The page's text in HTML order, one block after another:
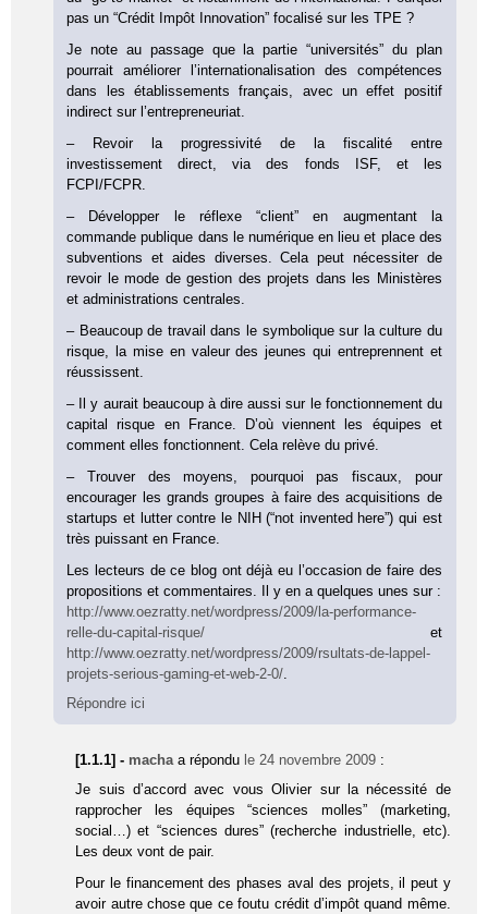
pas un “Crédit Impôt Innovation” focalisé sur les TPE ?
Je note au passage que la partie “universités” du plan
pourrait améliorer l’internationalisation des compétences
dans les établissements français, avec un effet positif
indirect sur l’entrepreneuriat.
– Revoir la progressivité de la fiscalité entre
investissement direct, via des fonds ISF, et les
FCPI/FCPR.
– Développer le réflexe “client” en augmentant la
commande publique dans le numérique en lieu et place des
subventions et aides diverses. Cela peut nécessiter de
revoir le mode de gestion des projets dans les Ministères
et administrations centrales.
– Beaucoup de travail dans le symbolique sur la culture du
risque, la mise en valeur des jeunes qui entreprennent et
réussissent.
– Il y aurait beaucoup à dire aussi sur le fonctionnement du
capital risque en France. D’où viennent les équipes et
comment elles fonctionnent. Cela relève du privé.
– Trouver des moyens, pourquoi pas fiscaux, pour
encourager les grands groupes à faire des acquisitions de
startups et lutter contre le NIH (“not invented here”) qui est
très puissant en France.
Les lecteurs de ce blog ont déjà eu l’occasion de faire des
propositions et commentaires. Il y en a quelques unes sur :
http://www.oezratty.net/wordpress/2009/la-performance-
relle-du-capital-risque/ et
http://www.oezratty.net/wordpress/2009/rsultats-de-lappel-
projets-serious-gaming-et-web-2-0/.
Répondre ici
[1.1.1] - macha a répondu le 24 novembre 2009 :
Je suis d’accord avec vous Olivier sur la nécessité de
rapprocher les équipes “sciences molles” (marketing,
social…) et “sciences dures” (recherche industrielle, etc).
Les deux vont de pair.
Pour le financement des phases aval des projets, il peut y
avoir autre chose que ce foutu crédit d’impôt quand même.